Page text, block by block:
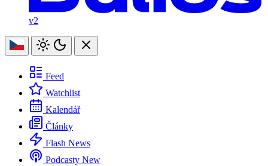
v2
Feed
Watchlist
Kalendář
Články
Flash News
Podcasty New